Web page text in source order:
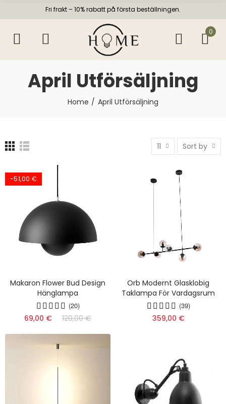
Fri frakt – 10% rabatt på första beställningen.
0
April Utförsäljning
Home April Utförsäljning
11 Sort by
-51,00 €
Makaron Flower Bud Design
Hänglampa
(20)
69,00 € 120,00 €
Orb Modernt Glasklobig
Taklampa För Vardagsrum
(39)
359,00 €